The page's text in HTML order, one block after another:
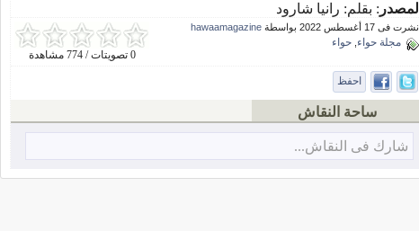
المصدر : بقلم: رانيا شارود
0 تصويتات / 774 مشاهدة
نشرت فى 17 أغسطس 2022 بواسطة hawaamagazine
مجلة حواء حواء
احفظ
ساحة النقاش
شارك فى النقاش...